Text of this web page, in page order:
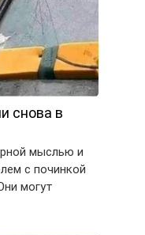
снова в
мыслью и
с починкой
могут